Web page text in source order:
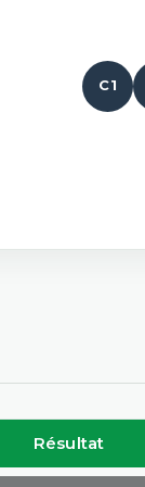
C1
Résultat